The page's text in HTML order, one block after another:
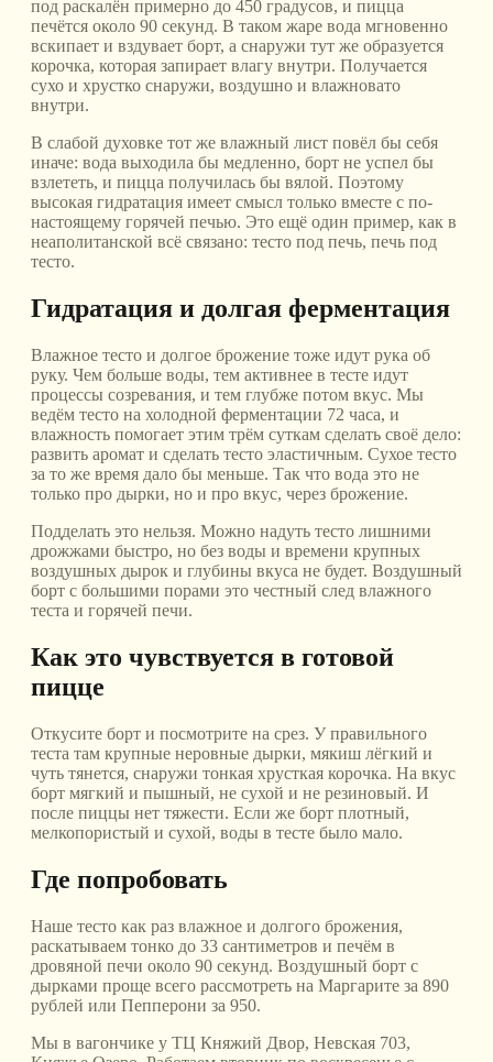
под раскалён примерно до 450 градусов, и пицца
печётся около 90 секунд. В таком жаре вода мгновенно
вскипает и вздувает борт, а снаружи тут же образуется
корочка, которая запирает влагу внутри. Получается
сухо и хрустко снаружи, воздушно и влажновато
внутри.
В слабой духовке тот же влажный лист повёл бы себя
иначе: вода выходила бы медленно, борт не успел бы
взлететь, и пицца получилась бы вялой. Поэтому
высокая гидратация имеет смысл только вместе с по-
настоящему горячей печью. Это ещё один пример, как в
неаполитанской всё связано: тесто под печь, печь под
тесто.
Гидратация и долгая ферментация
Влажное тесто и долгое брожение тоже идут рука об
руку. Чем больше воды, тем активнее в тесте идут
процессы созревания, и тем глубже потом вкус. Мы
ведём тесто на холодной ферментации 72 часа, и
влажность помогает этим трём суткам сделать своё дело:
развить аромат и сделать тесто эластичным. Сухое тесто
за то же время дало бы меньше. Так что вода это не
только про дырки, но и про вкус, через брожение.
Подделать это нельзя. Можно надуть тесто лишними
дрожжами быстро, но без воды и времени крупных
воздушных дырок и глубины вкуса не будет. Воздушный
борт с большими порами это честный след влажного
теста и горячей печи.
Как это чувствуется в готовой
пицце
Откусите борт и посмотрите на срез. У правильного
теста там крупные неровные дырки, мякиш лёгкий и
чуть тянется, снаружи тонкая хрусткая корочка. На вкус
борт мягкий и пышный, не сухой и не резиновый. И
после пиццы нет тяжести. Если же борт плотный,
мелкопористый и сухой, воды в тесте было мало.
Где попробовать
Наше тесто как раз влажное и долгого брожения,
раскатываем тонко до 33 сантиметров и печём в
дровяной печи около 90 секунд. Воздушный борт с
дырками проще всего рассмотреть на Маргарите за 890
рублей или Пепперони за 950.
Мы в вагончике у ТЦ Княжий Двор, Невская 703,